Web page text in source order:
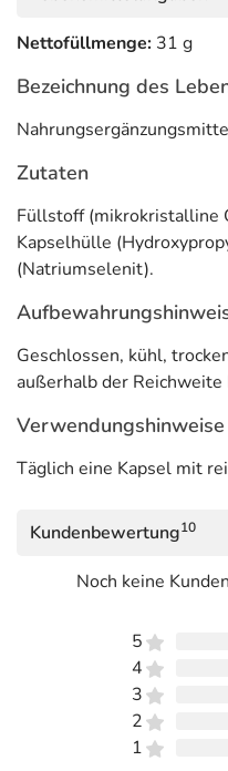
Nettofüllmenge: 31 g
Bezeichnung des
Zutaten
Füllstoff (mikrokristalline
Kapselhülle
(Natriumselenit).
Geschlossen, kühl,
außerhalb der
Verwendungshinweise
Täglich eine Kapsel mit
Kundenbewertung10
Noch keine
5
4
3
2
1